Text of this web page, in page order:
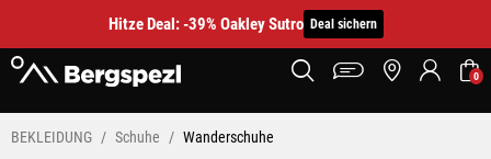
Hitze Deal: -39% Oakley Sutro Deal sichern
0
BEKLEIDUNG Schuhe Wanderschuhe